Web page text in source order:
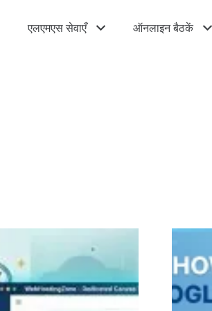
एलएमएस सेवाएँ ऑनलाइन बैठकें